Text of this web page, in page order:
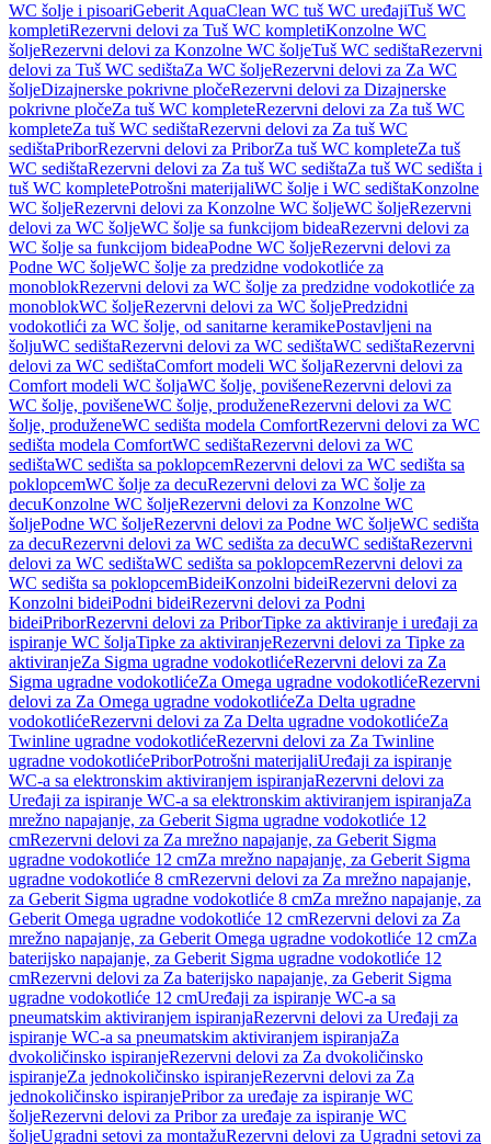
WC šolje i pisoariGeberit AquaClean WC tuš WC uređajiTuš WC
kompletiRezervni delovi za Tuš WC kompletiKonzolne WC
šoljeRezervni delovi za Konzolne WC šoljeTuš WC sedištaRezervni
delovi za Tuš WC sedištaZa WC šoljeRezervni delovi za Za WC
šoljeDizajnerske pokrivne pločeRezervni delovi za Dizajnerske
pokrivne pločeZa tuš WC kompleteRezervni delovi za Za tuš WC
kompleteZa tuš WC sedištaRezervni delovi za Za tuš WC
sedištaPriborRezervni delovi za PriborZa tuš WC kompleteZa tuš
WC sedištaRezervni delovi za Za tuš WC sedištaZa tuš WC sedišta i
tuš WC kompletePotrošni materijaliWC šolje i WC sedištaKonzolne
WC šoljeRezervni delovi za Konzolne WC šoljeWC šoljeRezervni
delovi za WC šoljeWC šolje sa funkcijom bideaRezervni delovi za
WC šolje sa funkcijom bideaPodne WC šoljeRezervni delovi za
Podne WC šoljeWC šolje za predzidne vodokotliće za
monoblokRezervni delovi za WC šolje za predzidne vodokotliće za
monoblokWC šoljeRezervni delovi za WC šoljePredzidni
vodokotlići za WC šolje, od sanitarne keramikePostavljeni na
šoljuWC sedištaRezervni delovi za WC sedištaWC sedištaRezervni
delovi za WC sedištaComfort modeli WC šoljaRezervni delovi za
Comfort modeli WC šoljaWC šolje, povišeneRezervni delovi za
WC šolje, povišeneWC šolje, produženeRezervni delovi za WC
šolje, produženeWC sedišta modela ComfortRezervni delovi za WC
sedišta modela ComfortWC sedištaRezervni delovi za WC
sedištaWC sedišta sa poklopcemRezervni delovi za WC sedišta sa
poklopcemWC šolje za decuRezervni delovi za WC šolje za
decuKonzolne WC šoljeRezervni delovi za Konzolne WC
šoljePodne WC šoljeRezervni delovi za Podne WC šoljeWC sedišta
za decuRezervni delovi za WC sedišta za decuWC sedištaRezervni
delovi za WC sedištaWC sedišta sa poklopcemRezervni delovi za
WC sedišta sa poklopcemBideiKonzolni bideiRezervni delovi za
Konzolni bideiPodni bideiRezervni delovi za Podni
bideiPriborRezervni delovi za PriborTipke za aktiviranje i uređaji za
ispiranje WC šoljaTipke za aktiviranjeRezervni delovi za Tipke za
aktiviranjeZa Sigma ugradne vodokotlićeRezervni delovi za Za
Sigma ugradne vodokotlićeZa Omega ugradne vodokotlićeRezervni
delovi za Za Omega ugradne vodokotlićeZa Delta ugradne
vodokotlićeRezervni delovi za Za Delta ugradne vodokotlićeZa
Twinline ugradne vodokotlićeRezervni delovi za Za Twinline
ugradne vodokotlićePriborPotrošni materijaliUređaji za ispiranje
WC-a sa elektronskim aktiviranjem ispiranjaRezervni delovi za
Uređaji za ispiranje WC-a sa elektronskim aktiviranjem ispiranjaZa
mrežno napajanje, za Geberit Sigma ugradne vodokotliće 12
cmRezervni delovi za Za mrežno napajanje, za Geberit Sigma
ugradne vodokotliće 12 cmZa mrežno napajanje, za Geberit Sigma
ugradne vodokotliće 8 cmRezervni delovi za Za mrežno napajanje,
za Geberit Sigma ugradne vodokotliće 8 cmZa mrežno napajanje, za
Geberit Omega ugradne vodokotliće 12 cmRezervni delovi za Za
mrežno napajanje, za Geberit Omega ugradne vodokotliće 12 cmZa
baterijsko napajanje, za Geberit Sigma ugradne vodokotliće 12
cmRezervni delovi za Za baterijsko napajanje, za Geberit Sigma
ugradne vodokotliće 12 cmUređaji za ispiranje WC-a sa
pneumatskim aktiviranjem ispiranjaRezervni delovi za Uređaji za
ispiranje WC-a sa pneumatskim aktiviranjem ispiranjaZa
dvokoličinsko ispiranjeRezervni delovi za Za dvokoličinsko
ispiranjeZa jednokoličinsko ispiranjeRezervni delovi za Za
jednokoličinsko ispiranjePribor za uređaje za ispiranje WC
šoljeRezervni delovi za Pribor za uređaje za ispiranje WC
šoljeUgradni setovi za montažuRezervni delovi za Ugradni setovi za